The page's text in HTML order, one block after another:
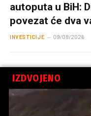
autoputa u BiH:
povezat će dva
INVESTICIJE 09/08/2026
IZDVOJENO